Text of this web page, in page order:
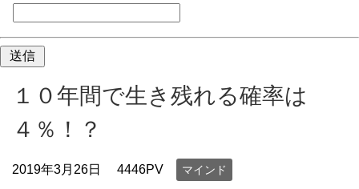
１０年間で生き残れる確率は
４％！？
2019年3月26日 4446PV マインド